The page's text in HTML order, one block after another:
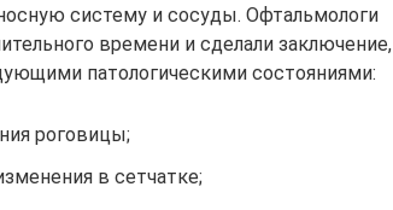
систему и сосуды. Офтальмологи
времени и сделали заключение,
патологическими состояниями:
роговицы;
в сетчатке;